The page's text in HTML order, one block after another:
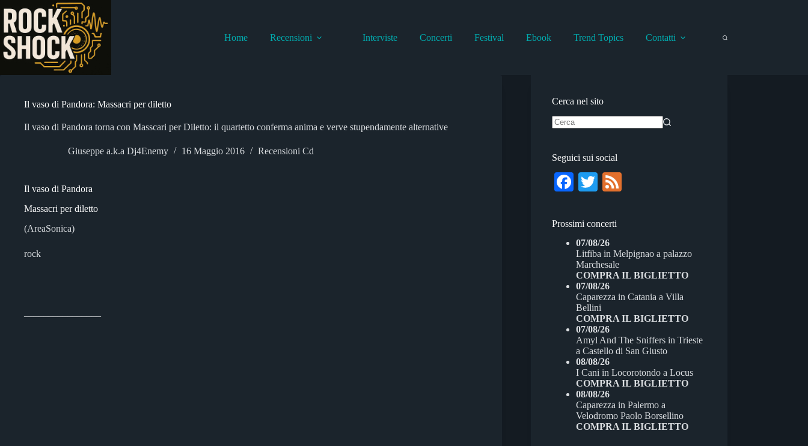
contenuto
Home
Recensioni Interviste Concerti Festival Ebook Trend Topics Contatti
Il vaso di Pandora: Massacri per diletto
Il vaso di Pandora torna con Masscari per Diletto: il quartetto conferma anima e verve stupendamente alternative
Giuseppe a.k.a Dj4Enemy 16 Maggio 2016 Recensioni Cd
Il vaso di Pandora
Massacri per diletto
(AreaSonica)
rock
Cerca nel sito
Seguici sui social
Fa
bo
ok
T
tte
r
Prossimi concerti
07/08/26
Litfiba inMelpignao a palazzo
Marchesale
COMPRA IL BIGLIETTO
07/08/26
Caparezza inCatania a Villa
Bellini
COMPRA IL BIGLIETTO
07/08/26
Amyl And The Sniffers inTrieste
a Castello di San Giusto
08/08/26
I Cani inLocorotondo a Locus
COMPRA IL BIGLIETTO
08/08/26
Caparezza inPalermo a
Velodromo Paolo Borsellino
COMPRA IL BIGLIETTO